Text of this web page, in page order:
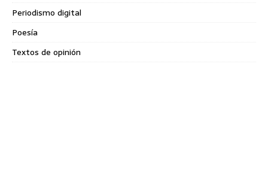
Periodismo digital
Poesía
Textos de opinión